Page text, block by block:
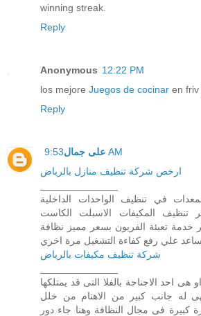
winning streak.
Reply
Anonymous 12:22 PM
los mejore Juegos de cocinar en
Reply
على جمال 9:53 AM
ارخص شركة تنظيف منازل بالرياض
في تنظيف الواحدات الداخلية
تنظيف المكيفات الاسبلت الكاست
تعبئة الفريون بسعر مميز نظافة
علي رفع كفاءة التشغيل مرة اخري
شركة تنظيف مكيفات بالرياض
احد الاجناحة بالفلا التى قد يمتلكها
له جانب كبير من الاهتام من خلل
كبيرة فى مجال النظافة وهنا جاء دور